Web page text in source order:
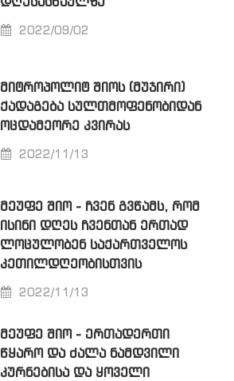
ᲓᲦᲔᲡᲐᲡᲬᲐᲣᲚᲖᲔ
2022/09/02
ᲛᲘᲢᲠᲝᲞᲝᲚᲘᲢ ᲨᲘᲝᲡ (ᲛᲣᲯᲘᲠᲘ)
ᲥᲐᲓᲐᲒᲔᲑᲐ ᲡᲣᲚᲗᲛᲝᲤᲔᲜᲝᲑᲘᲓᲐᲜ
ᲝᲪᲓᲐᲛᲔᲝᲠᲔ ᲙᲕᲘᲠᲐᲡ
2022/11/13
ᲛᲔᲣᲤᲔ ᲨᲘᲝ - ᲩᲕᲔᲜ ᲒᲕᲬᲐᲛᲡ, ᲠᲝᲛ
ᲘᲡᲘᲜᲘ ᲓᲦᲔᲡ ᲩᲕᲔᲜᲗᲐᲜ ᲔᲠᲗᲐᲓ
ᲚᲝᲪᲣᲚᲝᲑᲔᲜ ᲡᲐᲥᲐᲠᲗᲕᲔᲚᲝᲡ
ᲙᲔᲗᲘᲚᲓᲦᲔᲝᲑᲘᲡᲗᲕᲘᲡ
2022/11/13
ᲛᲔᲣᲤᲔ ᲨᲘᲝ - ᲔᲠᲗᲐᲓᲔᲠᲗᲘ
ᲬᲧᲐᲠᲝ ᲓᲐ ᲫᲐᲚᲐ ᲜᲐᲛᲓᲕᲘᲚᲘ
ᲙᲣᲠᲜᲔᲑᲘᲡᲐ ᲓᲐ ᲧᲝᲕᲔᲚᲘ